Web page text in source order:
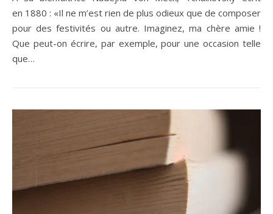
en 1880 : «Il ne m’est rien de plus odieux que de composer
pour des festivités ou autre. Imaginez, ma chère amie !
Que peut-on écrire, par exemple, pour une occasion telle
que…